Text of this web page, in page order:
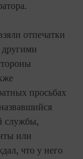
отпечатки
другими
просьбах
службы,
или
что у него